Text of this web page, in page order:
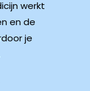
werkt
en de
je